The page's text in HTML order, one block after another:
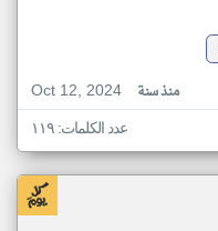
Oct 12, 2024
منذ سنة
عدد الكلمات: ١١٩